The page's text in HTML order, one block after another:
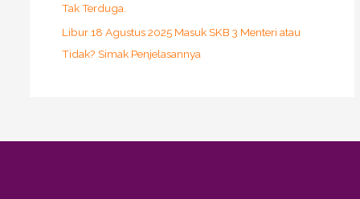
Tak Terduga.
Libur 18 Agustus 2025 Masuk SKB 3 Menteri atau
Tidak? Simak Penjelasannya